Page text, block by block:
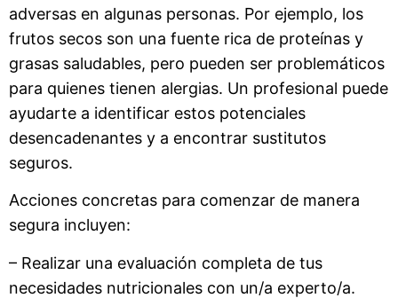
adversas en algunas personas. Por ejemplo, los
frutos secos son una fuente rica de proteínas y
grasas saludables, pero pueden ser problemáticos
para quienes tienen alergias. Un profesional puede
ayudarte a identificar estos potenciales
desencadenantes y a encontrar sustitutos
seguros.
Acciones concretas para comenzar de manera
segura incluyen:
– Realizar una evaluación completa de tus
necesidades nutricionales con un/a experto/a.